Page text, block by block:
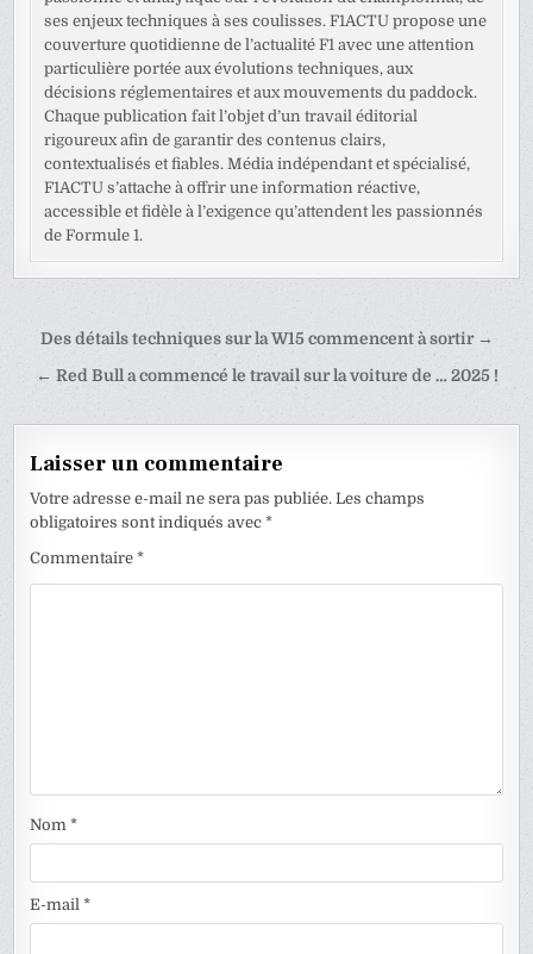
ses enjeux techniques à ses coulisses. F1ACTU propose une
couverture quotidienne de l’actualité F1 avec une attention
particulière portée aux évolutions techniques, aux
décisions réglementaires et aux mouvements du paddock.
Chaque publication fait l’objet d’un travail éditorial
rigoureux afin de garantir des contenus clairs,
contextualisés et fiables. Média indépendant et spécialisé,
F1ACTU s’attache à offrir une information réactive,
accessible et fidèle à l’exigence qu’attendent les passionnés
de Formule 1.
Navigation
de
Des détails techniques sur la W15 commencent à sortir →
← Red Bull a commencé le travail sur la voiture de … 2025 !
Laisser un commentaire
Votre adresse e-mail ne sera pas publiée. Les champs
obligatoires sont indiqués avec*
Commentaire*
Nom*
E-mail*